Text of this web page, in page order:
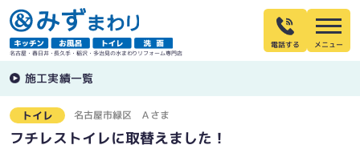
名古屋・春日井・長久手・稲沢・多治見の水まわりリフォーム専門店
電話する
施工実績一覧
トイレ 名古屋市緑区 Ａさま
フチレストイレに取替えました！